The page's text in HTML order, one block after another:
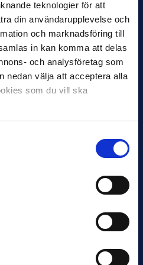
teknologier för att
din användarupplevelse och
och marknadsföring till
in kan komma att delas
och analysföretag som
nedan välja att acceptera alla
som du vill ska
i maj
i Allsvenskan
Gigovic — Helsingborgs IF